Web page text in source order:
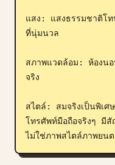
แสง: แสงธรรมชาติโท
ที่นุ่มนวล
สภาพแวดล้อม: ห้องนอ
จริง
สไตล์: สมจริงเป็นพิเศ
โทรศัพท์มือถือจริงๆ
ไม่ใช่ภาพสไตล์ภาพยนต